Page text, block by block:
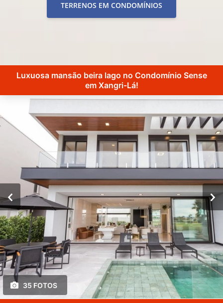
TERRENOS EM CONDOMÍNIOS
Luxuosa mansão beira lago no Condomínio Sense
em Xangri-Lá!
35 FOTOS